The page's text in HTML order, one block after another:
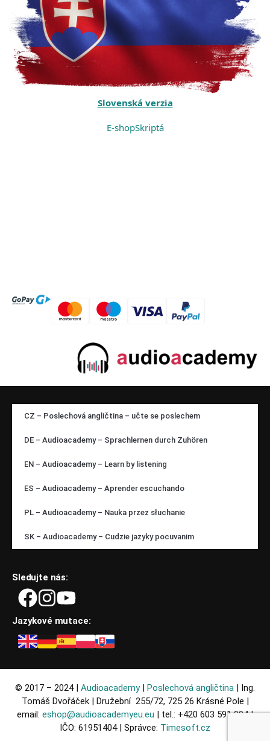
Slovenská verzia
E-shopSkriptá
CZ – Poslechová angličtina – učte se poslechem
DE – Audioacademy – Sprachlernen durch Zuhören
EN – Audioacademy – Learn by listening
ES – Audioacademy – Aprender escuchando
PL – Audioacademy – Nauka przez słuchanie
SK – Audioacademy – Cudzie jazyky pocuvanim
Sledujte nás:
Jazykové mutace:
© 2017 – 2024 | Audioacademy| Poslechová angličtina | Ing.
Tomáš Dvořáček | Družební 255/72, 725 26 Krásné Pole |
email: eshop@audioacademyeu.eu | tel.: +420 603 591 994 |
IČO: 61951404 | Správce: Timesoft.cz